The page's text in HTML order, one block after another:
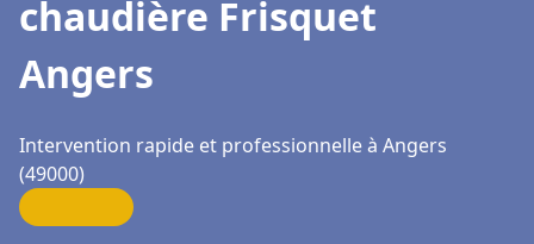
chaudière Frisquet
Angers
Intervention rapide et professionnelle à Angers
(49000)